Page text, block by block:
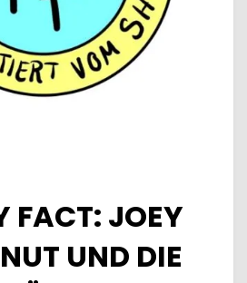
FACT: JOEY
UND DIE